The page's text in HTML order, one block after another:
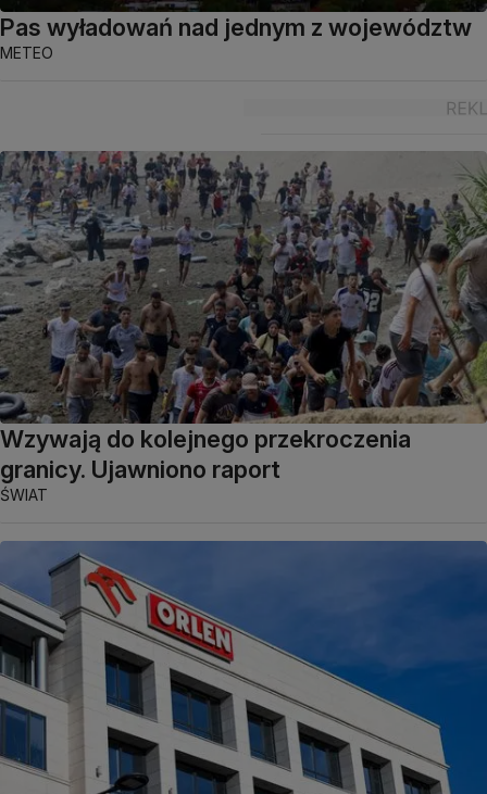
Pas wyładowań nad jednym z województw
METEO
Wzywają do kolejnego przekroczenia
granicy. Ujawniono raport
ŚWIAT